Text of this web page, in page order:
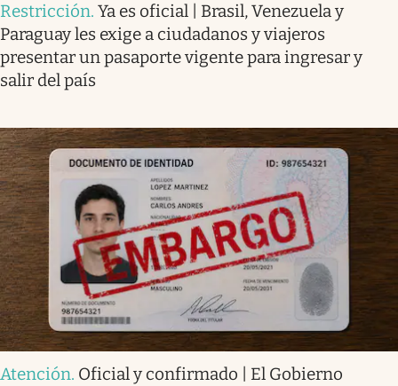
Restricción. Ya es oficial | Brasil, Venezuela y
Paraguay les exige a ciudadanos y viajeros
presentar un pasaporte vigente para ingresar y
salir del país
Atención. Oficial y confirmado | El Gobierno